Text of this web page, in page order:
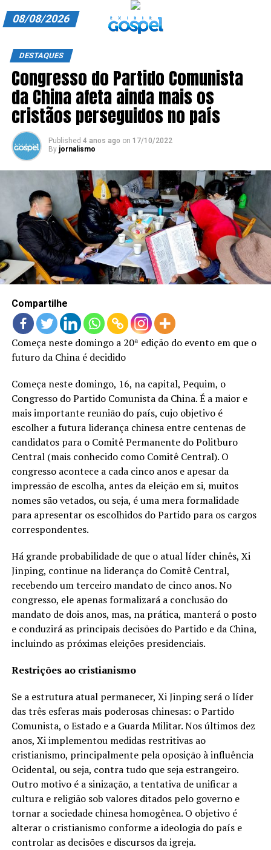
ANUNCIE CONOSCO
ASSINE
CARRINHO
EDITORIAL
EXPEDIENTE
FINALIZAR COMPRA
HOME
LANÇAMENTOS
08/08/2026
DESTAQUES
Congresso do Partido Comunista
da China afeta ainda mais os
cristãos perseguidos no país
Published 4 anos ago on 17/10/2022
By jornalismo
Compartilhe
Começa neste domingo a 20ª edição do evento em que o
futuro da China é decidido
Começa neste domingo, 16, na capital, Pequim, o
Congresso do Partido Comunista da China. É a maior e
mais importante reunião do país, cujo objetivo é
escolher a futura liderança chinesa entre centenas de
candidatos para o Comitê Permanente do Politburo
Central (mais conhecido como Comitê Central). O
congresso acontece a cada cinco anos e apesar da
impressão de escolha, antes da eleição em si, muitos
nomes são vetados, ou seja, é uma mera formalidade
para apresentar os escolhidos do Partido para os cargos
correspondentes.
Há grande probabilidade de que o atual líder chinês, Xi
Jinping, continue na liderança do Comitê Central,
recebendo um terceiro mandato de cinco anos. No
congresso, ele apenas formalizará a conclusão do
mandato de dois anos, mas, na prática, manterá o posto
e conduzirá as principais decisões do Partido e da China,
incluindo as próximas eleições presidenciais.
Restrições ao cristianismo
Se a estrutura atual permanecer, Xi Jinping será o líder
das três esferas mais poderosas chinesas: o Partido
Comunista, o Estado e a Guarda Militar. Nos últimos dez
anos, Xi implementou medidas restritivas ao
cristianismo, principalmente pela oposição à influência
Ocidental, ou seja, contra tudo que seja estrangeiro.
Outro motivo é a sinização, a tentativa de unificar a
cultura e religião sob valores ditados pelo governo e
tornar a sociedade chinesa homogênea. O objetivo é
alterar o cristianismo conforme a ideologia do país e
controlar as decisões e discursos da igreja.